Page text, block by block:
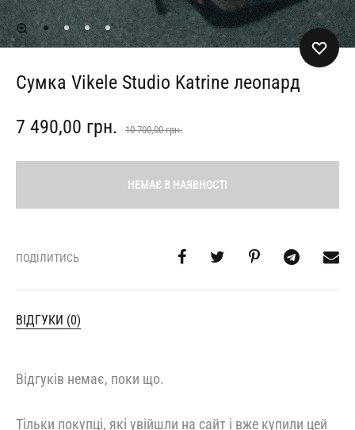
Сумка Vikele Studio Katrine леопард
7 490,00 грн. 10 700,00грн.
НЕМАЄ В НАЯВНОСТІ
ПОДІЛИТИСЬ
ВІДГУКИ (0)
Відгуків немає, поки що.
Тільки покупці, які увійшли на сайт і вже купили цей